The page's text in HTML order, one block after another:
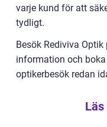
varje kund för att
tydligt.
Besök Rediviva
information och
optikerbesök redan